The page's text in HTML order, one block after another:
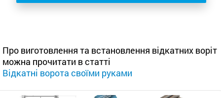
Про виготовлення та встановлення відкатних воріт
можна прочитати в статті
Відкатні ворота своїми руками